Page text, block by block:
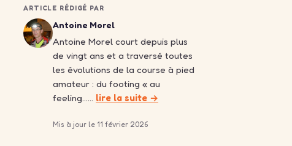
ARTICLE RÉDIGÉ PAR
Antoine Morel
Antoine Morel court depuis plus
de vingt ans et a traversé toutes
les évolutions de la course à pied
amateur : du footing « au
feeling…… lire la suite →
Mis à jour le 11 février 2026